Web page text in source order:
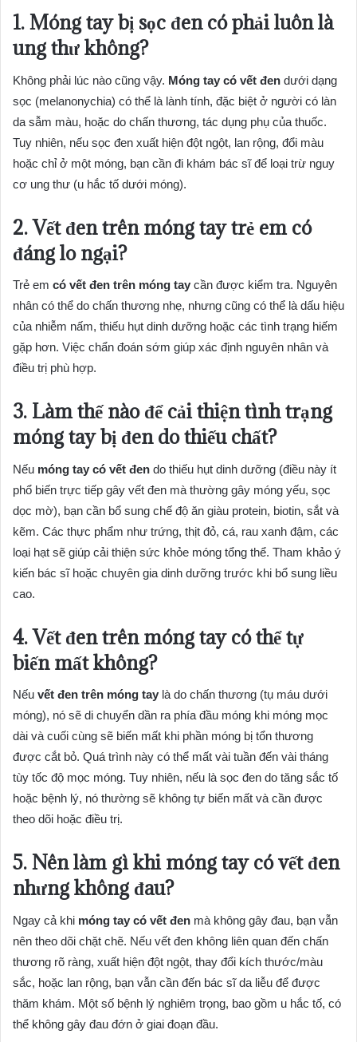
1. Móng tay bị sọc đen có phải luôn là
ung thư không?
Không phải lúc nào cũng vậy. Móng tay có vết đen dưới dạng
sọc (melanonychia) có thể là lành tính, đặc biệt ở người có làn
da sẫm màu, hoặc do chấn thương, tác dụng phụ của thuốc.
Tuy nhiên, nếu sọc đen xuất hiện đột ngột, lan rộng, đổi màu
hoặc chỉ ở một móng, bạn cần đi khám bác sĩ để loại trừ nguy
cơ ung thư (u hắc tố dưới móng).
2. Vết đen trên móng tay trẻ em có
đáng lo ngại?
Trẻ em có vết đen trên móng tay cần được kiểm tra. Nguyên
nhân có thể do chấn thương nhẹ, nhưng cũng có thể là dấu hiệu
của nhiễm nấm, thiếu hụt dinh dưỡng hoặc các tình trạng hiếm
gặp hơn. Việc chẩn đoán sớm giúp xác định nguyên nhân và
điều trị phù hợp.
3. Làm thế nào để cải thiện tình trạng
móng tay bị đen do thiếu chất?
Nếu móng tay có vết đen do thiếu hụt dinh dưỡng (điều này ít
phổ biến trực tiếp gây vết đen mà thường gây móng yếu, sọc
dọc mờ), bạn cần bổ sung chế độ ăn giàu protein, biotin, sắt và
kẽm. Các thực phẩm như trứng, thịt đỏ, cá, rau xanh đậm, các
loại hạt sẽ giúp cải thiện sức khỏe móng tổng thể. Tham khảo ý
kiến bác sĩ hoặc chuyên gia dinh dưỡng trước khi bổ sung liều
cao.
4. Vết đen trên móng tay có thể tự
biến mất không?
Nếu vết đen trên móng tay là do chấn thương (tụ máu dưới
móng), nó sẽ di chuyển dần ra phía đầu móng khi móng mọc
dài và cuối cùng sẽ biến mất khi phần móng bị tổn thương
được cắt bỏ. Quá trình này có thể mất vài tuần đến vài tháng
tùy tốc độ mọc móng. Tuy nhiên, nếu là sọc đen do tăng sắc tố
hoặc bệnh lý, nó thường sẽ không tự biến mất và cần được
theo dõi hoặc điều trị.
5. Nên làm gì khi móng tay có vết đen
nhưng không đau?
Ngay cả khi móng tay có vết đen mà không gây đau, bạn vẫn
nên theo dõi chặt chẽ. Nếu vết đen không liên quan đến chấn
thương rõ ràng, xuất hiện đột ngột, thay đổi kích thước/màu
sắc, hoặc lan rộng, bạn vẫn cần đến bác sĩ da liễu để được
thăm khám. Một số bệnh lý nghiêm trọng, bao gồm u hắc tố, có
thể không gây đau đớn ở giai đoạn đầu.